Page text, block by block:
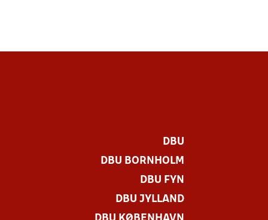
DBU
DBU BORNHOLM
DBU FYN
DBU JYLLAND